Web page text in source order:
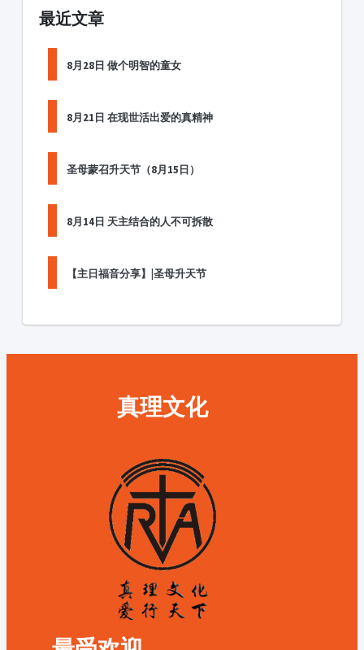
最近文章
8月28日 做个明智的童女
8月21日 在现世活出爱的真精神
圣母蒙召升天节（8月15日）
8月14日 天主结合的人不可拆散
【主日福音分享】|圣母升天节
真理文化